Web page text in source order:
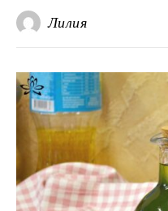
Лилия